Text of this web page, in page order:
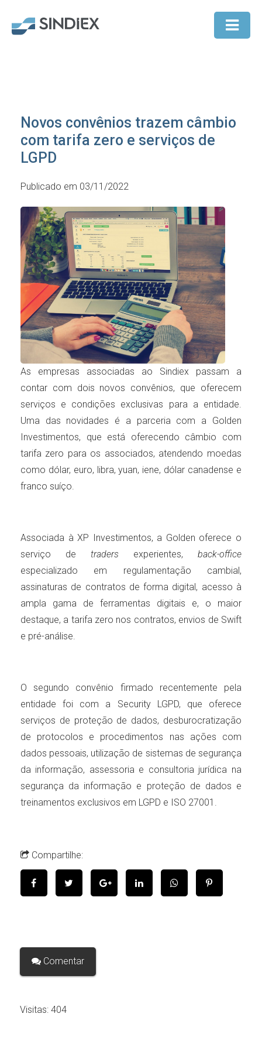
Novos convênios trazem câmbio
com tarifa zero e serviços de
LGPD
Publicado em 03/11/2022
As empresas associadas ao Sindiex passam a
contar com dois novos convênios, que oferecem
serviços e condições exclusivas para a entidade.
Uma das novidades é a parceria com a Golden
Investimentos, que está oferecendo câmbio com
tarifa zero para os associados, atendendo moedas
como dólar, euro, libra, yuan, iene, dólar canadense e
franco suíço.
Associada à XP Investimentos, a Golden oferece o
serviço de traders experientes, back-office
especializado em regulamentação cambial,
assinaturas de contratos de forma digital, acesso à
ampla gama de ferramentas digitais e, o maior
destaque, a tarifa zero nos contratos, envios de Swift
e pré-análise.
O segundo convênio firmado recentemente pela
entidade foi com a Security LGPD, que oferece
serviços de proteção de dados, desburocratização
de protocolos e procedimentos nas ações com
dados pessoais, utilização de sistemas de segurança
da informação, assessoria e consultoria jurídica na
segurança da informação e proteção de dados e
treinamentos exclusivos em LGPD e ISO 27001.
Compartilhe:
Comentar
Visitas:404